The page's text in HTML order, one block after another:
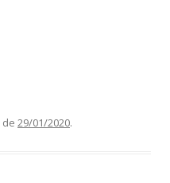
29/01/2020.